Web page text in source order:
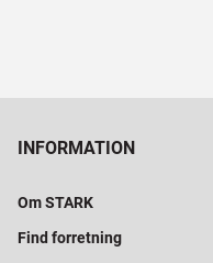
INFORMATION
Om STARK
Find forretning